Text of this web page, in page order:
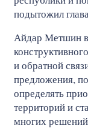
подытожил
Айдар Метшин в
и обратной
предложения,
определять
территорий и
многих